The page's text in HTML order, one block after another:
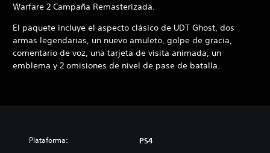
Warfare 2 Campaña Remasterizada.
El paquete incluye el aspecto clásico de UDT Ghost, dos
armas legendarias, un nuevo amuleto, golpe de gracia,
comentario de voz, una tarjeta de visita animada, un
emblema y 2 omisiones de nivel de pase de batalla.
Plataforma: PS4